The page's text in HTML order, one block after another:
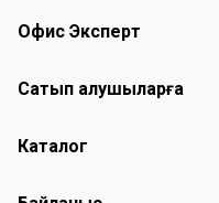
Офис Эксперт
Сатып алушыларға
Каталог